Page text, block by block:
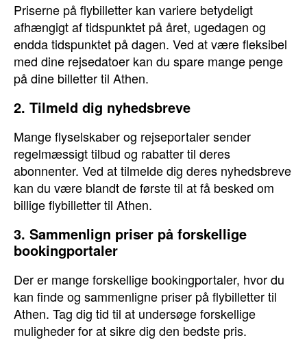
Priserne på flybilletter kan variere betydeligt
afhængigt af tidspunktet på året, ugedagen og
endda tidspunktet på dagen. Ved at være fleksibel
med dine rejsedatoer kan du spare mange penge
på dine billetter til Athen.
2. Tilmeld dig nyhedsbreve
Mange flyselskaber og rejseportaler sender
regelmæssigt tilbud og rabatter til deres
abonnenter. Ved at tilmelde dig deres nyhedsbreve
kan du være blandt de første til at få besked om
billige flybilletter til Athen.
3. Sammenlign priser på forskellige
bookingportaler
Der er mange forskellige bookingportaler, hvor du
kan finde og sammenligne priser på flybilletter til
Athen. Tag dig tid til at undersøge forskellige
muligheder for at sikre dig den bedste pris.